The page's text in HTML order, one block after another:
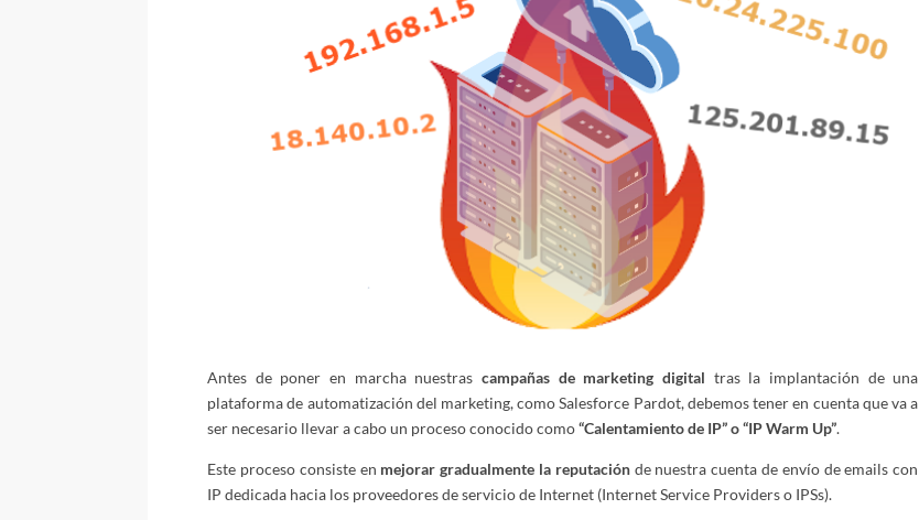
Antes de poner en marcha nuestrascampañas de marketing digital tras la implantación de una
plataforma de automatización del marketing, como Salesforce Pardot, debemos tener en cuenta que va a
ser necesario llevar a cabo un proceso conocido como“Calentamiento de IP” o “IP Warm Up”.
Este proceso consiste en mejorar gradualmente la reputaciónde nuestra cuenta de envío de emails con
IP dedicada hacia los proveedores de servicio de Internet (Internet Service Providers o IPSs).